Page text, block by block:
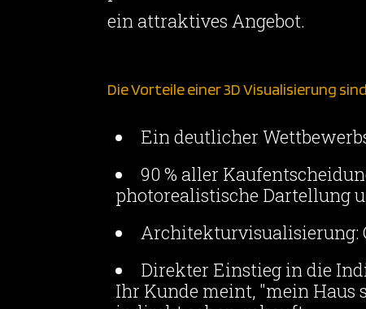
ein attraktives Angebot.
Die Vorteile einer 3D Visualisierung
Ein deutlicher
90 % aller
photorealistische Dartellung
Architekturvisualisierung:
Direkter Einstieg in die
Ihr Kunde meint, "mein Haus